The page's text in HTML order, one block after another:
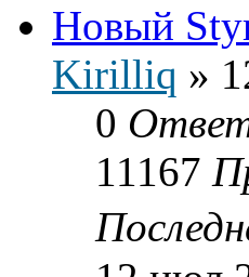
Новый
Kirilliq »
0
11167